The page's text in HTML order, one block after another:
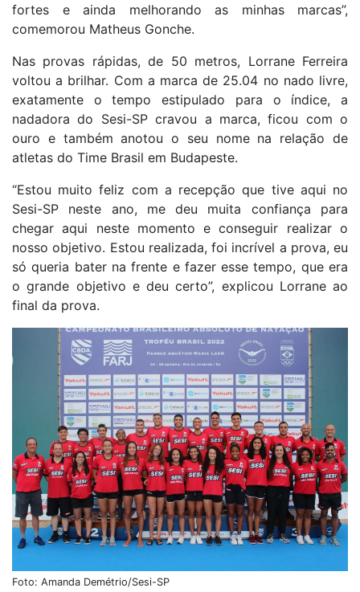
fortes e ainda melhorando as minhas marcas”,
comemorou Matheus Gonche.
Nas provas rápidas, de 50 metros, Lorrane Ferreira
voltou a brilhar. Com a marca de 25.04 no nado livre,
exatamente o tempo estipulado para o índice, a
nadadora do Sesi-SP cravou a marca, ficou com o
ouro e também anotou o seu nome na relação de
atletas do Time Brasil em Budapeste.
“Estou muito feliz com a recepção que tive aqui no
Sesi-SP neste ano, me deu muita confiança para
chegar aqui neste momento e conseguir realizar o
nosso objetivo. Estou realizada, foi incrível a prova, eu
só queria bater na frente e fazer esse tempo, que era
o grande objetivo e deu certo”, explicou Lorrane ao
final da prova.
Foto: Amanda Demétrio/Sesi-SP